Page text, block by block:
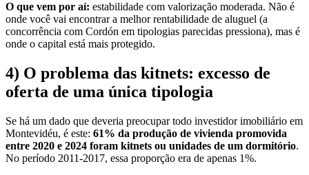
O que vem por aí: estabilidade com valorização moderada. Não é
onde você vai encontrar a melhor rentabilidade de aluguel (a
concorrência com Cordón em tipologias parecidas pressiona), mas é
onde o capital está mais protegido.
4) O problema das kitnets: excesso de
oferta de uma única tipologia
Se há um dado que deveria preocupar todo investidor imobiliário em
Montevidéu, é este: 61% da produção de vivienda promovida
entre 2020 e 2024 foram kitnets ou unidades de um dormitório.
No período 2011-2017, essa proporção era de apenas 1%.